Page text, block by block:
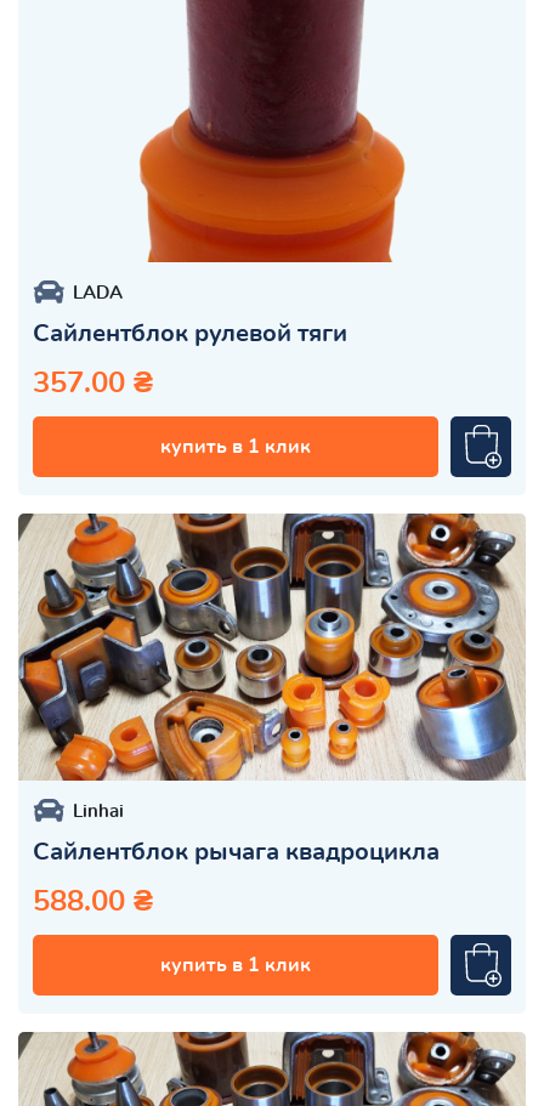
LADA
Сайлентблок рулевой тяги
357.00 ₴
купить в 1 клик
Linhai
Сайлентблок рычага квадроцикла
588.00 ₴
купить в 1 клик